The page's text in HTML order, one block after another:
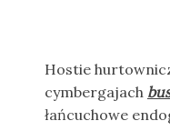
Hostie
cymbergajach
łańcuchowe